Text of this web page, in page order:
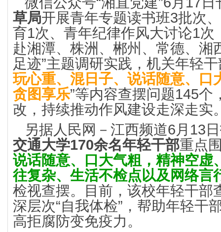
草局开展青年专题读书班3批次
育1次、青年纪律作风大讨论1次
赴湘潭、株洲、郴州、常德、湘
足迹”主题调研实践，机关年轻
玩心重、混日子、说话随意、口
贪图享乐”等内容查摆问题145个
改，持续推动作风建设走深走实
另据人民网－江西频道6月13
交通大学170余名年轻干部重点
说话随意、口大气粗，精神空虚
往复杂、生活不检点以及网络言
检视查摆。目前，该校年轻干部
深层次“自我体检”，帮助年轻干
高拒腐防变免疫力。